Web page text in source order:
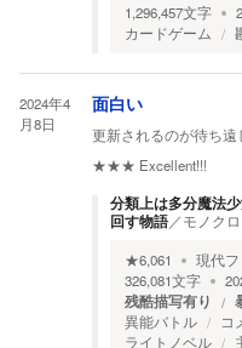
1,296,457文字
カードゲーム
2024年4
月8日
面白い
更新されるのが待ち遠
★★★ Excellent!!!
分類上は多分魔法
回す物語／モノク
★6,061 現代
326,081文字
残酷描写有り
異能バトル コ
ライトノベル